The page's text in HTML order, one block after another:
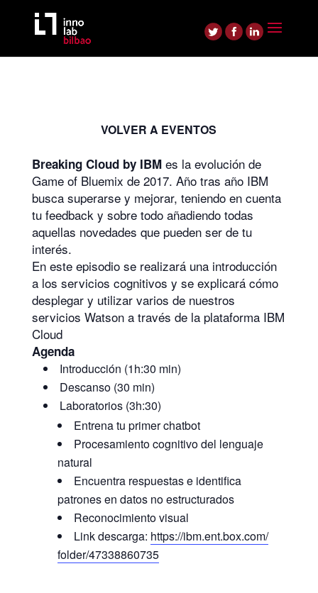
VOLVER A EVENTOS
Breaking Cloud by IBMes la evolución de
Game of Bluemix de 2017. Año tras año IBM
busca superarse y mejorar, teniendo en cuenta
tu feedback y sobre todo añadiendo todas
aquellas novedades que pueden ser de tu
interés.
En este episodio se realizará una introducción
a los servicios cognitivos y se explicará cómo
desplegar y utilizar varios de nuestros
servicios Watson a través de la plataforma IBM
Cloud
Agenda
Introducción (1h:30 min)
Descanso (30 min)
Laboratorios (3h:30)
Entrena tu primer chatbot
Procesamiento cognitivo del lenguaje
natural
Encuentra respuestas e identifica
patrones en datos no estructurados
Reconocimiento visual
Link descarga: https://ibm.ent.box.com/
folder/47338860735